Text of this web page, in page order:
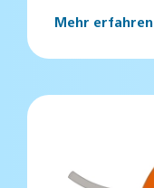
Mehr erfahren